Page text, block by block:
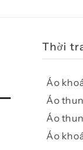
Thời
Áo
Áo
Áo
Áo